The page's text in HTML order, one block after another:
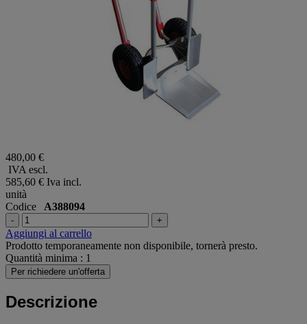
480,00 €
IVA escl.
585,60 € Iva incl.
unità
Codice A388094
- +
Aggiungi al carrello
Prodotto temporaneamente non disponibile, tornerà presto.
Quantità minima : 1
Per richiedere un'offerta
Descrizione